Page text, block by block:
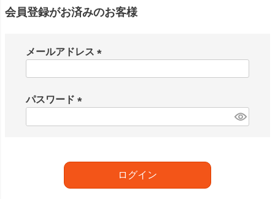
会員登録がお済みのお客様
メールアドレス
パスワード
)
ログイン